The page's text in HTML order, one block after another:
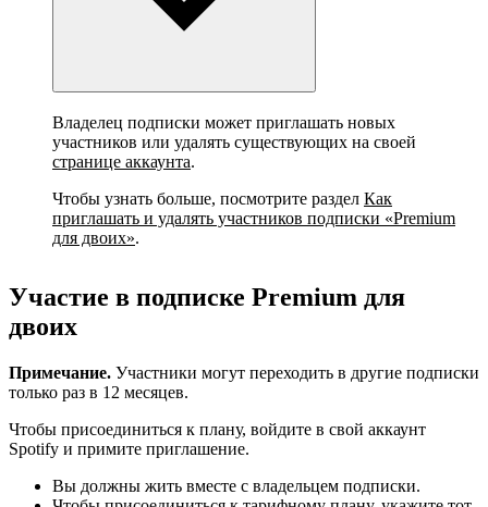
Владелец подписки может приглашать новых
участников или удалять существующих на своей
странице аккаунта.
Чтобы узнать больше, посмотрите раздел Как
приглашать и удалять участников подписки «Premium
для двоих».
Участие в подписке Premium для
двоих
Примечание. Участники могут переходить в другие подписки
только раз в 12 месяцев.
Чтобы присоединиться к плану, войдите в свой аккаунт
Spotify и примите приглашение.
Вы должны жить вместе с владельцем подписки.